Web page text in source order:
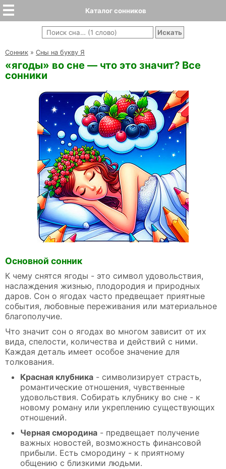
Каталог сонников
Cонник » Сны на букву Я
«ягоды» во сне — что это значит? Все
сонники
Основной сонник
К чему снятся ягоды - это символ удовольствия,
наслаждения жизнью, плодородия и природных
даров. Сон о ягодах часто предвещает приятные
события, любовные переживания или материальное
благополучие.
Что значит сон о ягодах во многом зависит от их
вида, спелости, количества и действий с ними.
Каждая деталь имеет особое значение для
толкования.
Красная клубника - символизирует страсть,
романтические отношения, чувственные
удовольствия. Собирать клубнику во сне - к
новому роману или укреплению существующих
отношений.
Черная смородина - предвещает получение
важных новостей, возможность финансовой
прибыли. Есть смородину - к приятному
общению с близкими людьми.